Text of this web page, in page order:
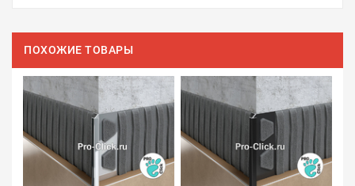
ПОХОЖИЕ ТОВАРЫ